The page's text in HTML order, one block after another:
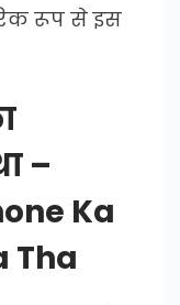
रूप से इस
–
Ka
Tha